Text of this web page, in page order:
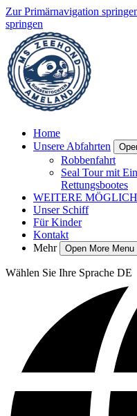
Zur Primärnavigation
springen
Home
Unsere Abfahrten
Robbenfahrt
Seal Tour mit
Rettungsbootes
WEITERE
Unser Schiff
Für Kinder
Kontakt
Mehr
Open More Menu
Wählen Sie Ihre Sprache DE